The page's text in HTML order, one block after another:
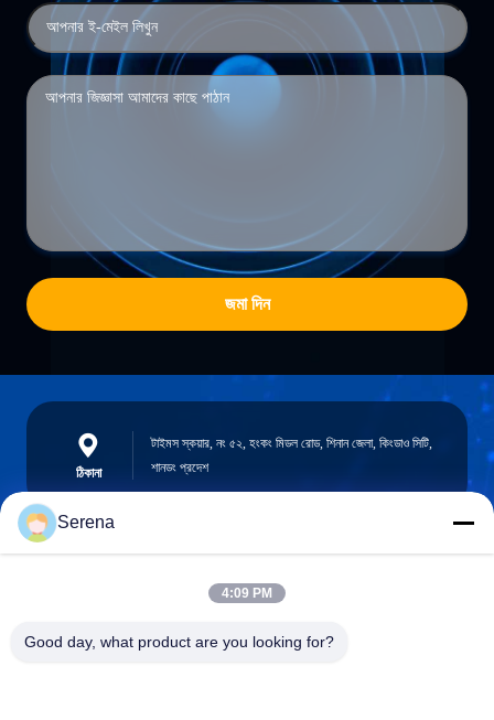
জমা দিন
ঠিকানা
টাইমস স্কয়ার, নং ৫২, হংকং মিডল রোড, শিনান জেলা, কিংডাও সিটি,
শানডং প্রদেশ
robert@ailitecover.com
Serena
4:09 PM
Good day, what product are you looking for?